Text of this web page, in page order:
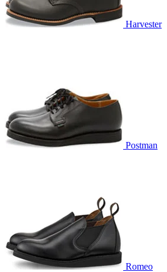
Harvester
Postman
Romeo